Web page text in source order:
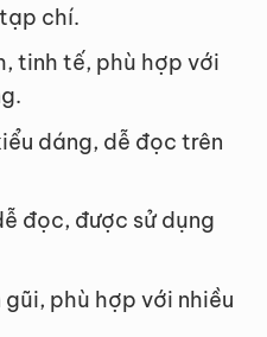
chí.
tinh tế, phù hợp với
dáng, dễ đọc trên
đọc, được sử dụng
phù hợp với nhiều